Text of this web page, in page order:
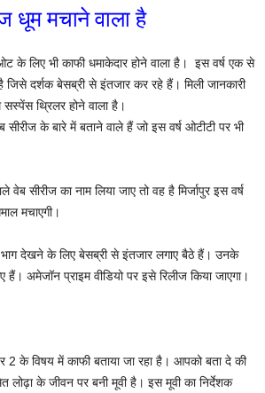
धूम मचाने वाला है
के लिए भी काफी धमाकेदार होने वाला है। ‌ इस वर्ष एक से
दर्शक बेसब्री से इंतजार कर रहे हैं। मिली जानकारी
थ्रिलर होने वाला है।
के बारे में बताने वाले हैं जो इस वर्ष ओटीटी पर भी
सीरीज का नाम लिया जाए तो वह है मिर्जापुर इस वर्ष
मचाएगी।
भाग देखने के लिए बेसब्री से इंतजार लगाए बैठे हैं। उनके
हैं। अमेजॉन प्राइम वीडियो पर इसे रिलीज किया जाएगा।
2 के विषय में काफी बताया जा रहा है। आपको बता दे की
लोढ़ा के जीवन पर बनी मूवी है। इस मूवी का निर्देशक